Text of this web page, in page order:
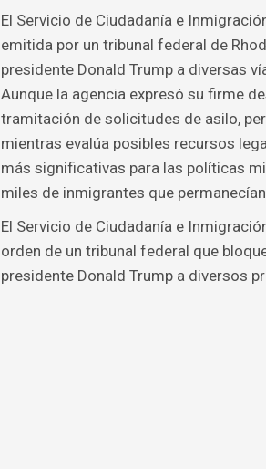
El Servicio de Ciudadanía e
emitida por un tribunal federal de
presidente Donald Trump a diversas
Aunque la agencia expresó su firme
tramitación de solicitudes de asilo,
mientras evalúa posibles recursos
más significativas para las políticas
miles de inmigrantes que
El Servicio de Ciudadanía e
orden de un tribunal federal que
presidente Donald Trump a diversos